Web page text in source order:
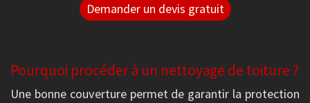
Demander un devis gratuit
Pourquoi procéder à un nettoyage de toiture ?
Une bonne couverture permet de garantir la protection